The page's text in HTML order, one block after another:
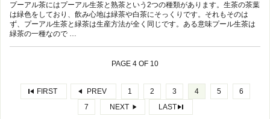
プーアル茶にはプーアル生茶と熟茶という2つの種類があります。生茶の茶葉
は緑色をしており、飲み心地は緑茶や白茶にそっくりです。それもそのは
ず、プーアル生茶と緑茶は生産方法が全く同じです。ある意味プール生茶は
緑茶の一種なので …
PAGE 4 OF 10
FIRST PREV 1 2 3 4 5
6
7
NEXT LAST